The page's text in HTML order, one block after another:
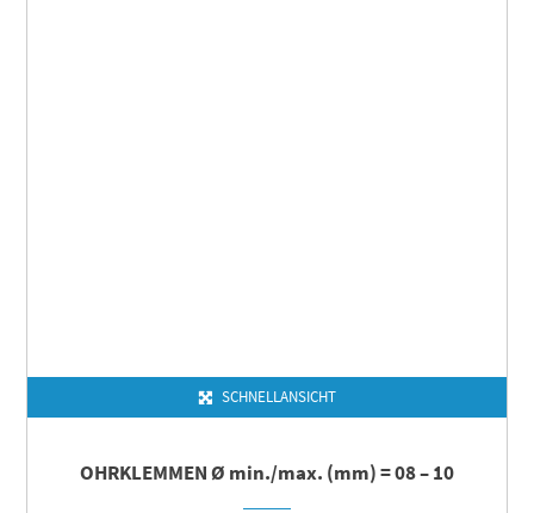
SCHNELLANSICHT
OHRKLEMMEN Ø min./max. (mm) = 08 – 10